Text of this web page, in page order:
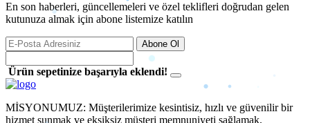
En son haberleri, güncellemeleri ve özel teklifleri doğrudan gelen
kutunuza almak için abone listemize katılın
Abone Ol
Ürün sepetinize başarıyla eklendi!
MİSYONUMUZ: Müşterilerimize kesintisiz, hızlı ve güvenilir bir
hizmet sunmak ve eksiksiz müşteri memnuniyeti sağlamak.